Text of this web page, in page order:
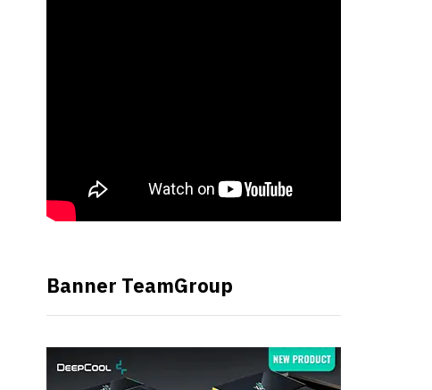
Banner TeamGroup